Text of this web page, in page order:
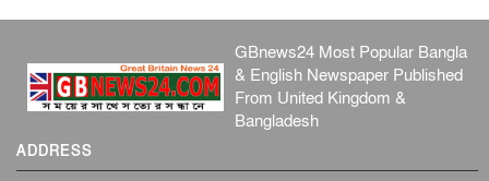
GBnews24 Most Popular Bangla
& English Newspaper Published
From United Kingdom &
Bangladesh
ADDRESS